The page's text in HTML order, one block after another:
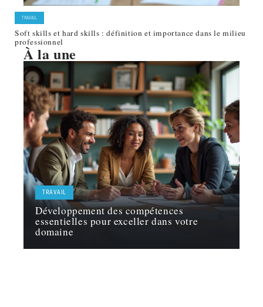
TRAVAIL
Soft skills et hard skills : définition et importance dans le milieu
professionnel
À la une
TRAVAIL
Développement des compétences
essentielles pour exceller dans votre
domaine